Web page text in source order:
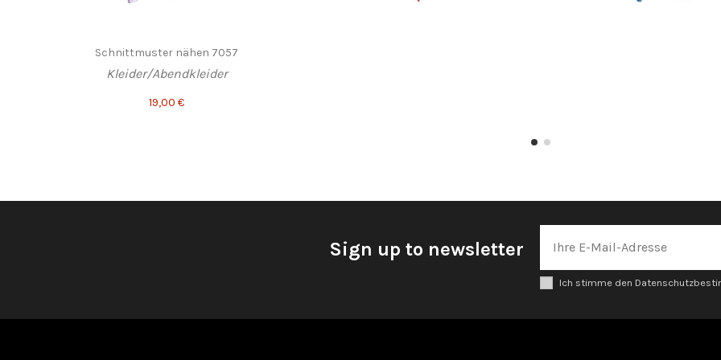
Schnittmuster nähen 7057
Kleider/Abendkleider
19,00 €
Sign up to newsletter
Ich stimme den